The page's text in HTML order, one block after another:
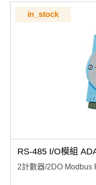
in_stock
RS-485 I/O模組
2計數器/2DO Modbus